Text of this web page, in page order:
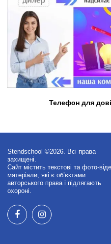
Телефон для
Stendschool ©2026. Всі права
захищені.
Сайт містить текстові та фото-
матеріали, які є об’єктами
авторського права і підлягають
охороні.